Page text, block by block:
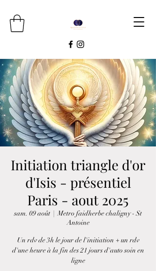
Initiation triangle d'or
d'Isis - présentiel
Paris - aout 2025
sam. 09 août
  |
Metro faidherbe chaligny - St
Antoine
Un rdv de 3h le jour de l'initiation + un rdv
d'une heure à la fin des 21 jours d'auto soin en
ligne